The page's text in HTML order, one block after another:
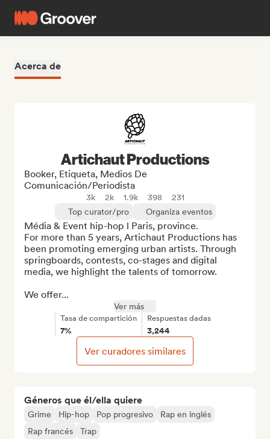
Acerca de
Géneros que él/ella quiere
Grime Hip-hop Pop progresivo
Rap en inglés
Rap francés
Trap
Artichaut Productions
Booker, Etiqueta, Medios De
Comunicación/Periodista
3k 2k 1.9k 398
231
Top curator/pro
Organiza eventos
Média & Event hip-hop l Paris, province.
For more than 5 years, Artichaut Productions has
been promoting emerging urban artists. Through
springboards, contests, co-stages and digital
media, we highlight the talents of tomorrow.
We offer...
Ver más
Tasa de compartición
7%
Respuestas dadas
3,244
Ver curadores similares